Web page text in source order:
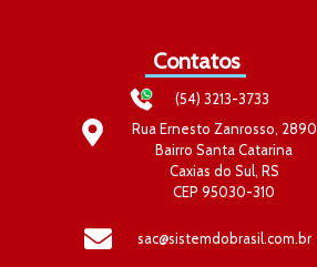
Contatos
(54) 3213-3733
Rua Ernesto Zanrosso, 2890
Bairro Santa Catarina
Caxias do Sul, RS
CEP 95030-310
sac@sistemdobrasil.com.br